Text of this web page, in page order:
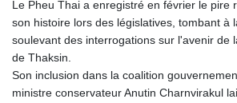
Le Pheu Thai a enregistré en février le pire
son histoire lors des législatives, tombant à
soulevant des interrogations sur l'avenir de
de Thaksin.
Son inclusion dans la coalition
ministre conservateur Anutin Charnvirakul